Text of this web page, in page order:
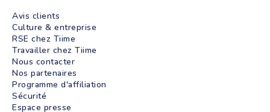
Avis clients
Culture & entreprise
RSE chez Tiime
Travailler chez Tiime
Nous contacter
Nos partenaires
Programme d'affiliation
Sécurité
Espace presse